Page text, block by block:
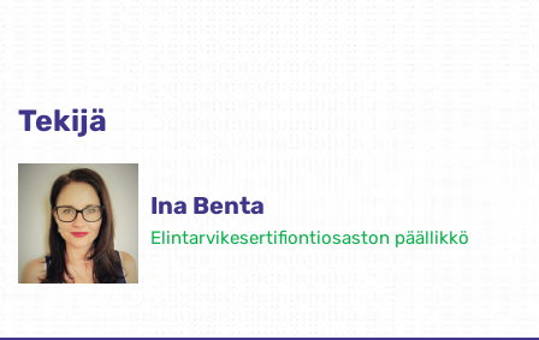
Tekijä
Ina Benta
Elintarvikesertifiontiosaston päällikkö